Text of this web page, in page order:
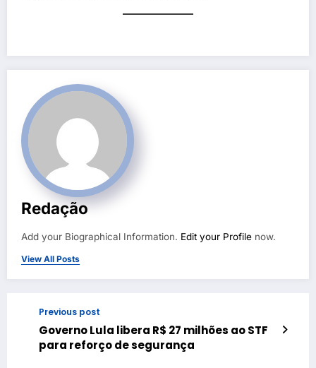
Redação
Add your Biographical Information. Edit your Profile now.
View All Posts
Previous post
Governo Lula libera R$ 27 milhões ao STF
para reforço de segurança